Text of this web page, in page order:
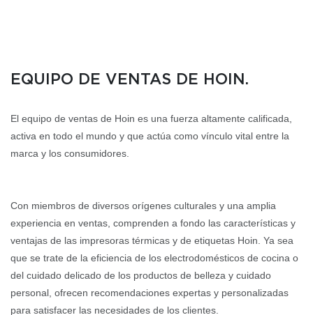
EQUIPO DE VENTAS DE HOIN.
El equipo de ventas de Hoin es una fuerza altamente calificada,
activa en todo el mundo y que actúa como vínculo vital entre la
marca y los consumidores.
Con miembros de diversos orígenes culturales y una amplia
experiencia en ventas, comprenden a fondo las características y
ventajas de las impresoras térmicas y de etiquetas Hoin. Ya sea
que se trate de la eficiencia de los electrodomésticos de cocina o
del cuidado delicado de los productos de belleza y cuidado
personal, ofrecen recomendaciones expertas y personalizadas
para satisfacer las necesidades de los clientes.